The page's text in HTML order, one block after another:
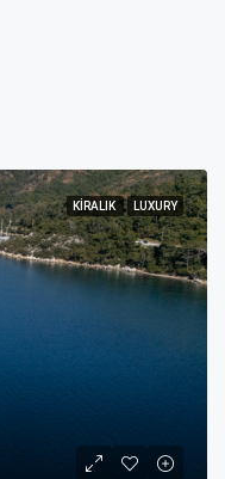
KIRALIK LUXURY